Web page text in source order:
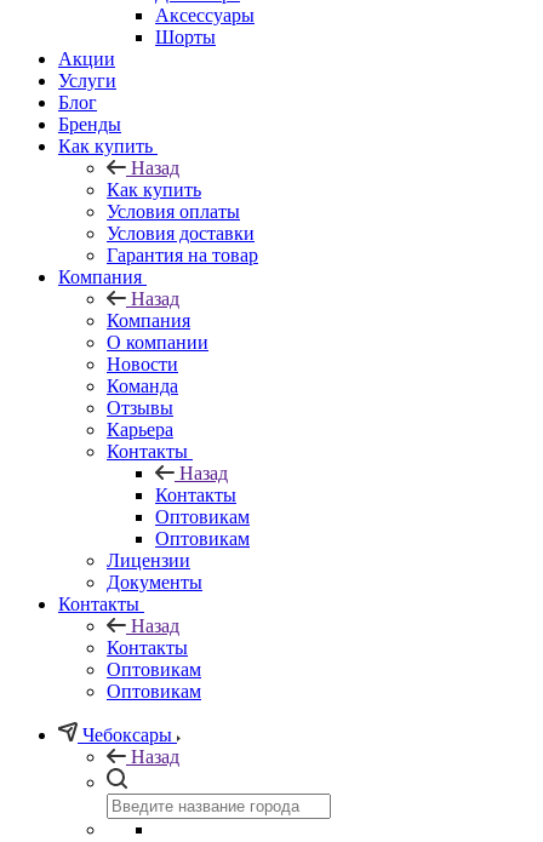
Аксессуары
Шорты
Акции
Услуги
Блог
Бренды
Как купить
Назад
Как купить
Условия оплаты
Условия доставки
Гарантия на товар
Компания
Назад
Компания
О компании
Новости
Команда
Отзывы
Карьера
Контакты
Назад
Контакты
Оптовикам
Оптовикам
Лицензии
Документы
Контакты
Назад
Контакты
Оптовикам
Оптовикам
Чебоксары
Назад